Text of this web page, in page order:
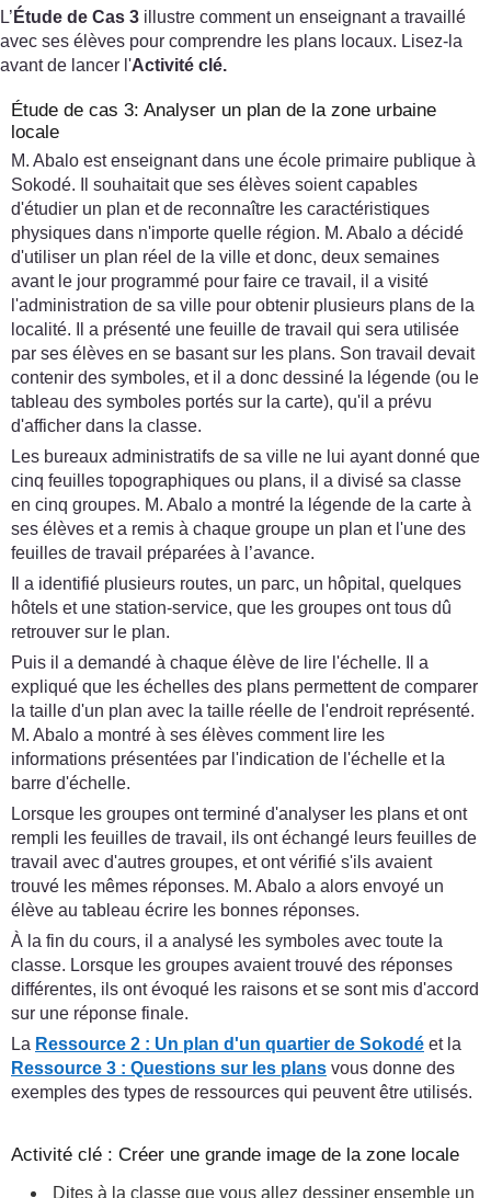
L’ Étude de Cas 3 illustre comment un enseignant a travaillé
avec ses élèves pour comprendre les plans locaux. Lisez-la
avant de lancer l'Activité clé.
Étude de cas 3: Analyser un plan de la zone urbaine
locale
M. Abalo est enseignant dans une école primaire publique à
Sokodé. Il souhaitait que ses élèves soient capables
d'étudier un plan et de reconnaître les caractéristiques
physiques dans n'importe quelle région. M. Abalo a décidé
d'utiliser un plan réel de la ville et donc, deux semaines
avant le jour programmé pour faire ce travail, il a visité
l'administration de sa ville pour obtenir plusieurs plans de la
localité. Il a présenté une feuille de travail qui sera utilisée
par ses élèves en se basant sur les plans. Son travail devait
contenir des symboles, et il a donc dessiné la légende (ou le
tableau des symboles portés sur la carte), qu'il a prévu
d'afficher dans la classe.
Les bureaux administratifs de sa ville ne lui ayant donné que
cinq feuilles topographiques ou plans, il a divisé sa classe
en cinq groupes. M. Abalo a montré la légende de la carte à
ses élèves et a remis à chaque groupe un plan et l'une des
feuilles de travail préparées à l’avance.
Il a identifié plusieurs routes, un parc, un hôpital, quelques
hôtels et une station-service, que les groupes ont tous dû
retrouver sur le plan.
Puis il a demandé à chaque élève de lire l'échelle. Il a
expliqué que les échelles des plans permettent de comparer
la taille d'un plan avec la taille réelle de l'endroit représenté.
M. Abalo a montré à ses élèves comment lire les
informations présentées par l'indication de l'échelle et la
barre d'échelle.
Lorsque les groupes ont terminé d'analyser les plans et ont
rempli les feuilles de travail, ils ont échangé leurs feuilles de
travail avec d'autres groupes, et ont vérifié s'ils avaient
trouvé les mêmes réponses. M. Abalo a alors envoyé un
élève au tableau écrire les bonnes réponses.
À la fin du cours, il a analysé les symboles avec toute la
classe. Lorsque les groupes avaient trouvé des réponses
différentes, ils ont évoqué les raisons et se sont mis d'accord
sur une réponse finale.
La Ressource 2 : Un plan d'un quartier de Sokodé et la
Ressource 3 : Questions sur les plans vous donne des
exemples des types de ressources qui peuvent être utilisés.
Activité clé : Créer une grande image de la zone locale
Dites à la classe que vous allez dessiner ensemble un